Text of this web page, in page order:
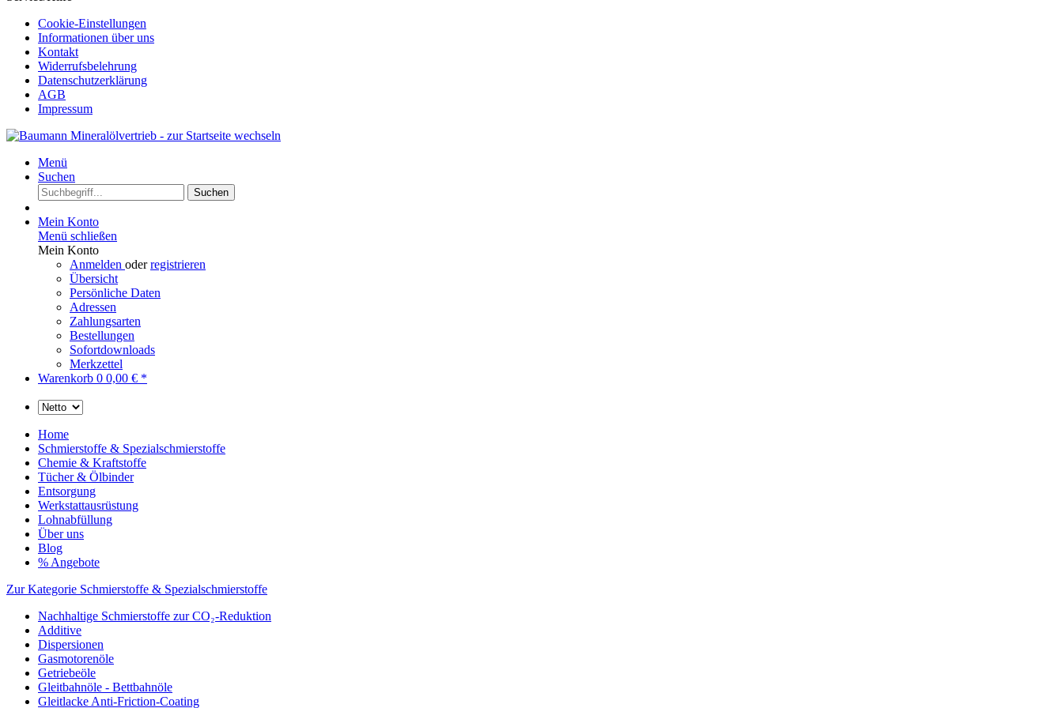
Cookie-Einstellungen
Informationen über uns
Kontakt
Widerrufsbelehrung
Datenschutzerklärung
AGB
Impressum
Menü
Suchen
Suchen
Mein Konto
Menü schließen
Mein Konto
Anmelden oderregistrieren
Übersicht
Persönliche Daten
Adressen
Zahlungsarten
Bestellungen
Sofortdownloads
Merkzettel
Warenkorb 0 0,00 € *
Home
Schmierstoffe & Spezialschmierstoffe
Chemie & Kraftstoffe
Tücher & Ölbinder
Entsorgung
Werkstattausrüstung
Lohnabfüllung
Über uns
Blog
% Angebote
Zur Kategorie Schmierstoffe & Spezialschmierstoffe
Nachhaltige Schmierstoffe zur CO₂-Reduktion
Additive
Dispersionen
Gasmotorenöle
Getriebeöle
Gleitbahnöle - Bettbahnöle
Gleitlacke Anti-Friction-Coating